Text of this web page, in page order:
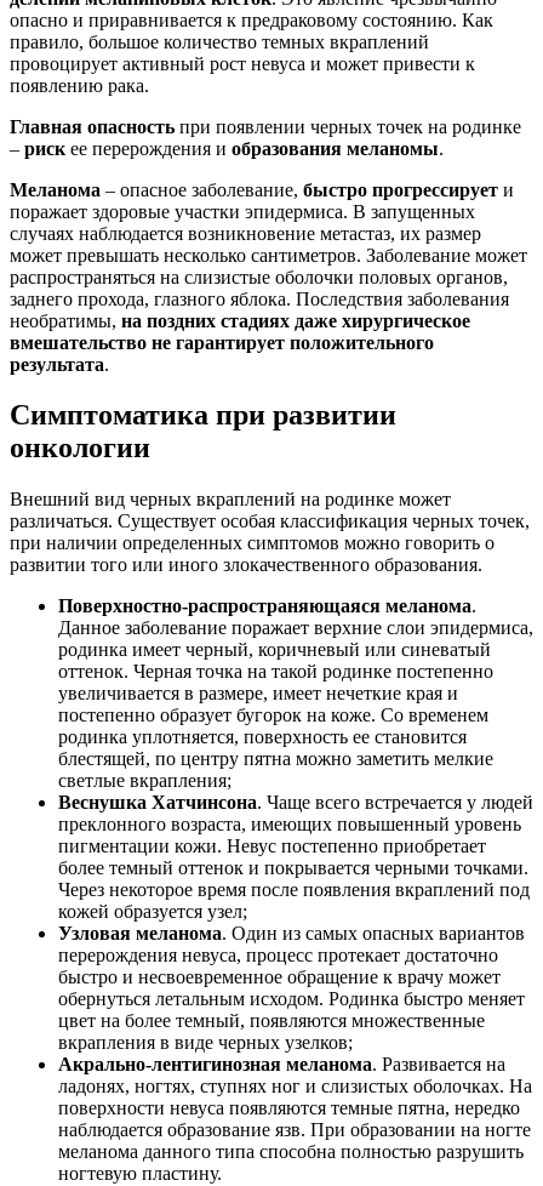
опасно и приравнивается к предраковому состоянию. Как
правило, большое количество темных вкраплений
провоцирует активный рост невуса и может привести к
появлению рака.
Главная опасность при появлении черных точек на родинке
– риск ее перерождения и образования меланомы.
Меланома – опасное заболевание, быстро прогрессирует и
поражает здоровые участки эпидермиса. В запущенных
случаях наблюдается возникновение метастаз, их размер
может превышать несколько сантиметров. Заболевание может
распространяться на слизистые оболочки половых органов,
заднего прохода, глазного яблока. Последствия заболевания
необратимы, на поздних стадиях даже хирургическое
вмешательство не гарантирует положительного
результата.
Симптоматика при развитии
онкологии
Внешний вид черных вкраплений на родинке может
различаться. Существует особая классификация черных точек,
при наличии определенных симптомов можно говорить о
развитии того или иного злокачественного образования.
Поверхностно-распространяющаяся меланома.
Данное заболевание поражает верхние слои эпидермиса,
родинка имеет черный, коричневый или синеватый
оттенок. Черная точка на такой родинке постепенно
увеличивается в размере, имеет нечеткие края и
постепенно образует бугорок на коже. Со временем
родинка уплотняется, поверхность ее становится
блестящей, по центру пятна можно заметить мелкие
светлые вкрапления;
Веснушка Хатчинсона. Чаще всего встречается у людей
преклонного возраста, имеющих повышенный уровень
пигментации кожи. Невус постепенно приобретает
более темный оттенок и покрывается черными точками.
Через некоторое время после появления вкраплений под
кожей образуется узел;
Узловая меланома. Один из самых опасных вариантов
перерождения невуса, процесс протекает достаточно
быстро и несвоевременное обращение к врачу может
обернуться летальным исходом. Родинка быстро меняет
цвет на более темный, появляются множественные
вкрапления в виде черных узелков;
Акрально-лентигинозная меланома. Развивается на
ладонях, ногтях, ступнях ног и слизистых оболочках. На
поверхности невуса появляются темные пятна, нередко
наблюдается образование язв. При образовании на ногте
меланома данного типа способна полностью разрушить
ногтевую пластину.